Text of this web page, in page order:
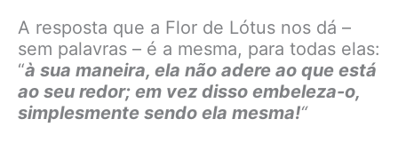
A resposta que a Flor de Lótus nos dá –
sem palavras – é a mesma, para todas elas:
“à sua maneira, ela não adere ao que está
ao seu redor; em vez disso embeleza-o,
simplesmente sendo ela mesma!“